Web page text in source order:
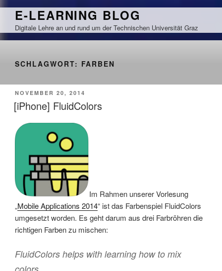
Zum
springen
E-LEARNING BLOG
Digitale Lehre an und rund um der Technischen Universität Graz
SCHLAGWORT: FARBEN
VERÖFFENTLICHT
AM
NOVEMBER 20, 2014
[iPhone] FluidColors
Im Rahmen unserer Vorlesung
„Mobile Applications 2014“ ist das Farbenspiel FluidColors
umgesetzt worden. Es geht darum aus drei Farbröhren die
richtigen Farben zu mischen:
FluidColors helps with learning how to mix